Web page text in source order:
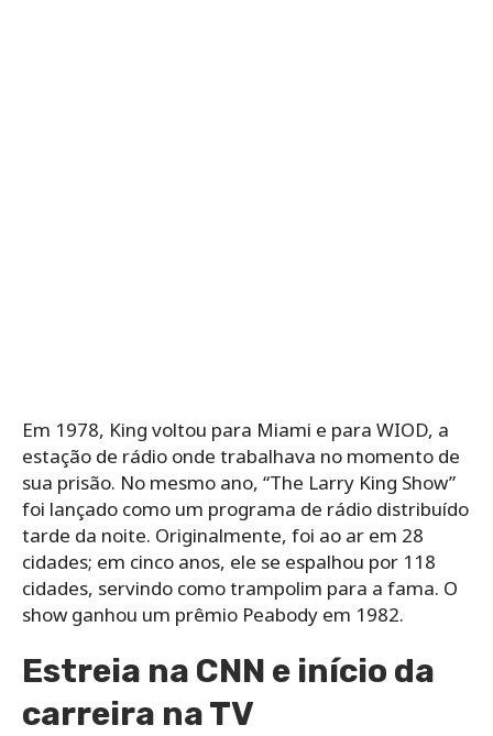
Em 1978, King voltou para Miami e para WIOD, a
estação de rádio onde trabalhava no momento de
sua prisão. No mesmo ano, “The Larry King Show”
foi lançado como um programa de rádio distribuído
tarde da noite. Originalmente, foi ao ar em 28
cidades; em cinco anos, ele se espalhou por 118
cidades, servindo como trampolim para a fama. O
show ganhou um prêmio Peabody em 1982.
Estreia na CNN e início da
carreira na TV